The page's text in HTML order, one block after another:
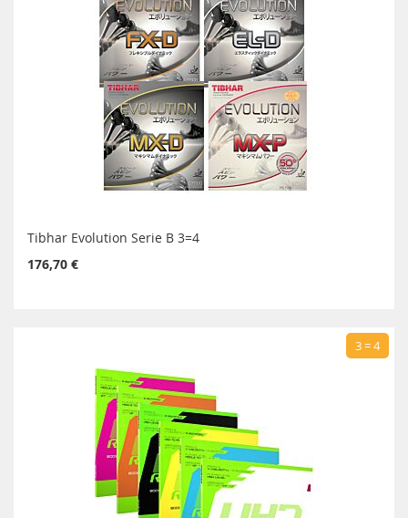
Tibhar Evolution Serie B 3=4
176,70 €
3 = 4